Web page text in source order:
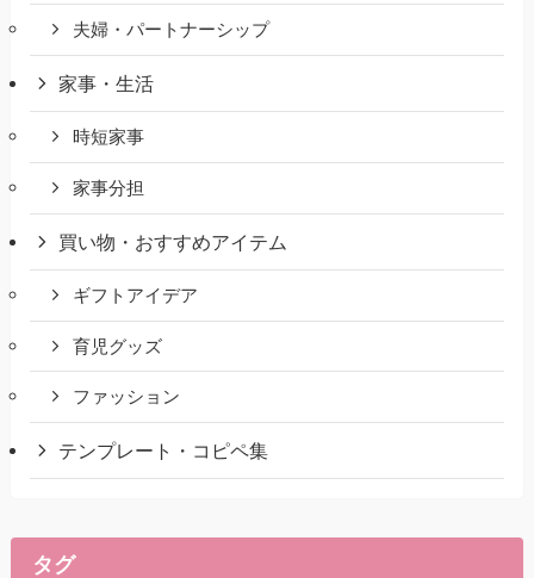
夫婦・パートナーシップ
家事・生活
時短家事
家事分担
買い物・おすすめアイテム
ギフトアイデア
育児グッズ
ファッション
テンプレート・コピペ集
タグ